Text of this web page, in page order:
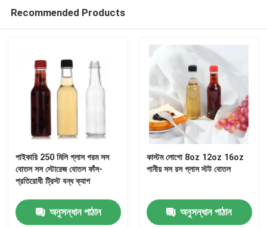
বাড়ি
Recommended Products
পাইকারি 250 মিলি গ্লাস গরম সস
বোতল সস স্টোরেজ বোতল ফাঁস-
প্রতিরোধী ট্রিস্ট বন্ধ ক্যাপ
অনুসন্ধান পাঠান
কাস্টম লোগো 8oz 12oz 16oz
পানীয় সস রস গ্লাস স্টট বোতল
অনুসন্ধান পাঠান